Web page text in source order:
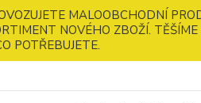
MALOOBCHODNÍ
NOVÉHO ZBOŽÍ.
POTŘEBUJETE.